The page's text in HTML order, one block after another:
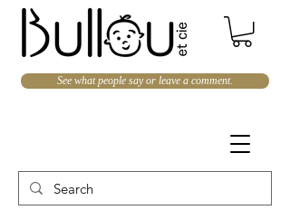
See what people say or leave a comment.